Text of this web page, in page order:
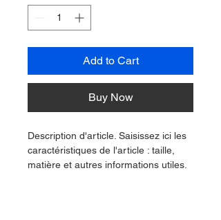
Add to Cart
Buy Now
Description d'article. Saisissez ici les
caractéristiques de l'article : taille,
matière et autres informations utiles.